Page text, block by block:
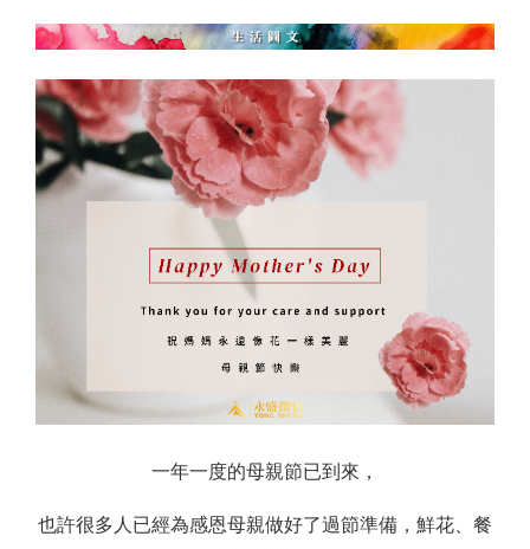
一年一度的母親節已到來，
也許很多人已經為感恩母親做好了過節準備，鮮花、餐